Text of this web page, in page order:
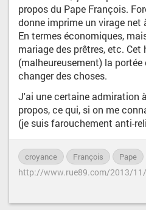
propos du Pape François.
donne imprime un virage net
En termes économiques,
mariage des prêtres, etc. Cet
(malheureusement) la
changer des choses.
J'ai une certaine admiration
propos, ce qui, si on me
(je suis farouchement anti-
croyance François Pape